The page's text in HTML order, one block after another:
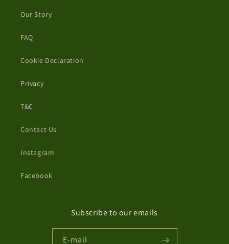
Our Story
FAQ
Cookie Declaration
Privacy
T&C
Contact Us
Instagram
Facebook
Subscribe to our emails
E-mail